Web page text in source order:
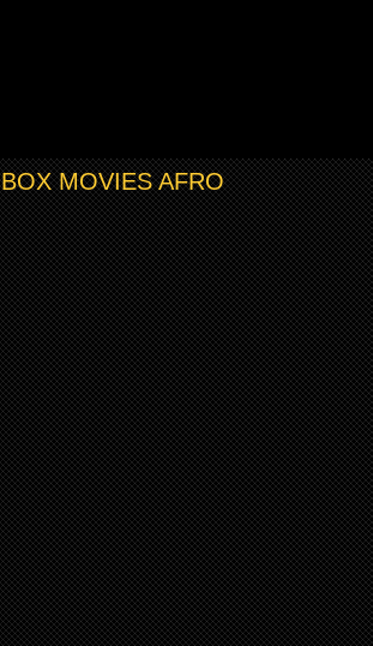
BOX MOVIES AFRO